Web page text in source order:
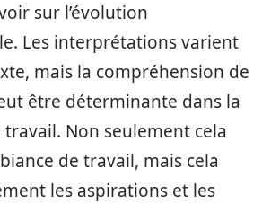
sur l’évolution
Les interprétations varient
mais la compréhension de
être déterminante dans la
Non seulement cela
de travail, mais cela
les aspirations et les